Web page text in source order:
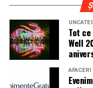
festivalului: glo™,
Bacardi, Martini,
Image, Pepsi,
aqua, Lay’s, e-on,
biciclop, syoss,
Athénée Palace, alka,
Tot
Well
AFACERI